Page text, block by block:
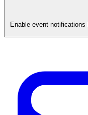
Enable event notifications